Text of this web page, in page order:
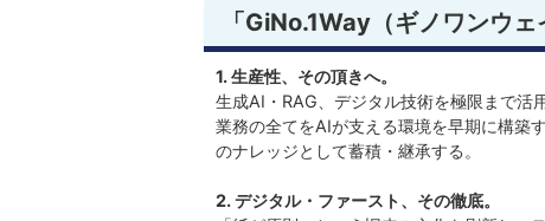
「GiNo.1Way（ギノワンウェ
1. 生産性、その頂きへ。
生成AI・RAG、デジタル技術を極限まで活
業務の全てをAIが支える環境を早期に構築
のナレッジとして蓄積・継承する。
2. デジタル・ファースト、その徹底。